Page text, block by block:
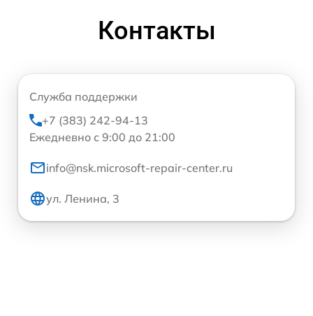
Контакты
Служба поддержки
+7 (383) 242-94-13
Ежедневно с 9:00 до 21:00
info@nsk.microsoft-repair-center.ru
ул. Ленина, 3